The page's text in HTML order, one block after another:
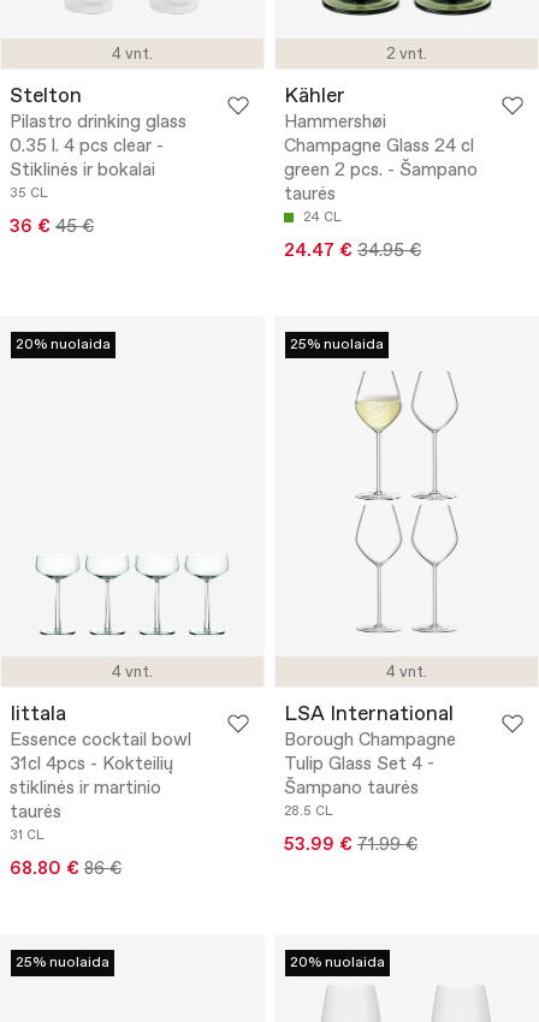
4 vnt.
Stelton
Pilastro drinking glass
0.35 l. 4 pcs clear -
Stiklinės ir bokalai
35 CL
36 € 45 €
2 vnt.
Kähler
Hammershøi
Champagne Glass 24 cl
green 2 pcs. - Šampano
taurės
24 CL
24.47 € 34.95 €
4 vnt.
20% nuolaida
Iittala
Essence cocktail bowl
31cl 4pcs - Kokteilių
stiklinės ir martinio
taurės
31 CL
68.80 € 86 €
4 vnt.
25% nuolaida
LSA International
Borough Champagne
Tulip Glass Set 4 -
Šampano taurės
28.5 CL
53.99 € 71.99 €
25% nuolaida 20% nuolaida